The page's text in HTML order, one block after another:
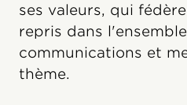
ses valeurs, qui
repris dans
communications et
thème.